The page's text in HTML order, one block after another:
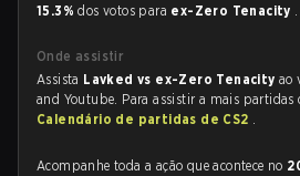
15.3%dos votos para ex-Zero Tenacity .
Onde assistir
Assista Lavked vs ex-Zero Tenacityao
and Youtube. Para assistir a mais partidas
Calendário de partidas de CS2 .
Acompanhe toda a ação que acontece no